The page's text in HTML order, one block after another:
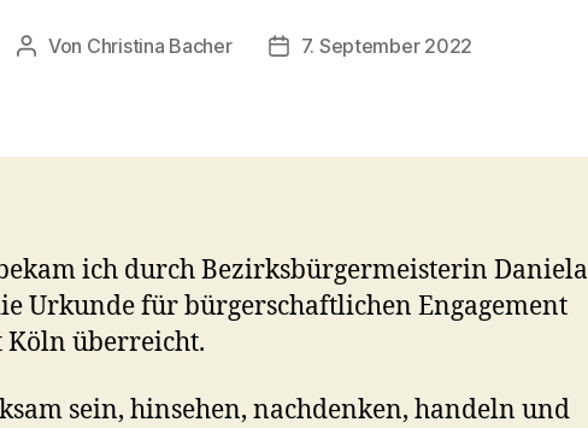
Beitragsautor
Von Christina Bacher Veröffentlichungsdatum
7. September 2022
ich durch Bezirksbürgermeisterin Daniela
Urkunde für bürgerschaftlichen Engagement
Köln überreicht.
sein, hinsehen, nachdenken, handeln und